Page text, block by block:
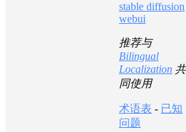
stable diffusion
webui
推荐与
Bilingual
Localization 共
同使用
术语表 - 已知
问题